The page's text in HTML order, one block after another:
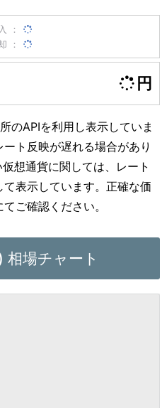
：
：
円
のAPIを利用し表示していま
ト反映が遅れる場合があり
想通貨に関しては、レート
表示しています。正確な価
ご確認ください。
相場チャート